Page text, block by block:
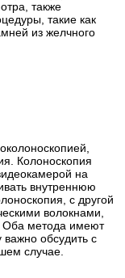
также
такие как
из желчного
Колоноскопия
на
внутреннюю
с другой
волокнами,
Оба метода имеют
обсудить с
случае.